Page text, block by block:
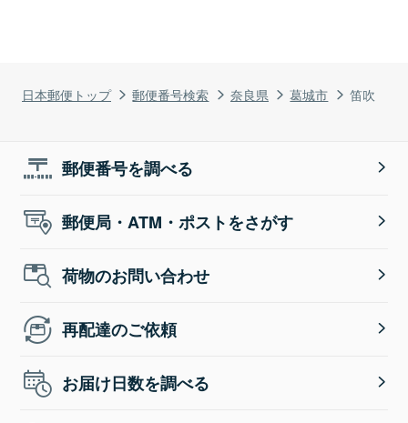
日本郵便トップ 郵便番号検索 奈良県 葛城市 笛吹
郵便番号を調べる
郵便局・ATM・ポストをさがす
荷物のお問い合わせ
再配達のご依頼
お届け日数を調べる